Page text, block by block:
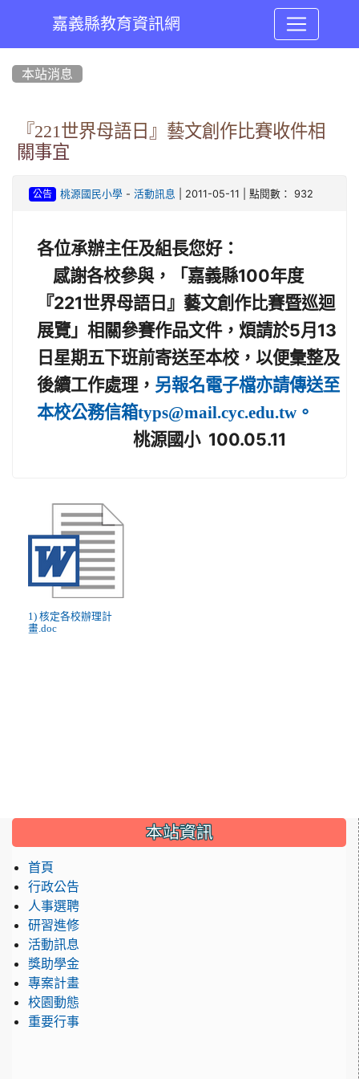
嘉義縣教育資訊網
本站消息
『221世界母語日』藝文創作比賽收件相
關事宜
公告 桃源國民小學- 活動訊息 | 2011-05-11 | 點閱數： 932
各位承辦主任及組長您好：
感謝各校參與，「嘉義縣100年度
『221世界母語日』 藝文創作比賽暨巡迴
展覽」相關參賽作品文件，煩請於5月13
日星期五下班前寄送至本校，以便彙整及
後續工作處理， 另報名電子檔亦請傳送至
本校公務信箱typs@mail.cyc.edu.tw 。
桃源國小 100.05.11
1) 核定各校辦理計
畫.doc
::: 本站資訊
首頁
行政公告
人事選聘
研習進修
活動訊息
獎助學金
專案計畫
校園動態
重要行事